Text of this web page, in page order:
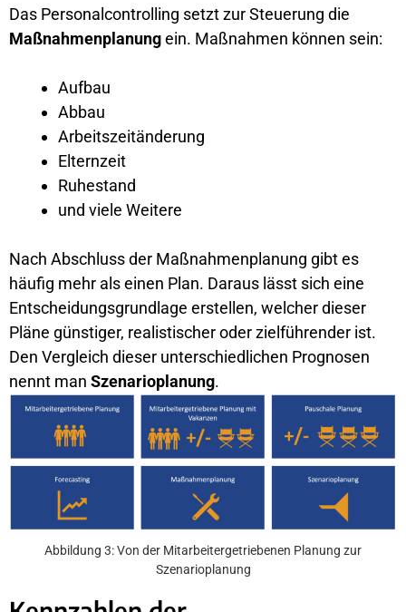
Das Personalcontrolling setzt zur Steuerung die
Maßnahmenplanungein. Maßnahmen können sein:
Aufbau
Abbau
Arbeitszeitänderung
Elternzeit
Ruhestand
und viele Weitere
Nach Abschluss der Maßnahmenplanung gibt es
häufig mehr als einen Plan. Daraus lässt sich eine
Entscheidungsgrundlage erstellen, welcher dieser
Pläne günstiger, realistischer oder zielführender ist.
Den Vergleich dieser unterschiedlichen Prognosen
nennt man Szenarioplanung.
Abbildung 3: Von der Mitarbeitergetriebenen Planung zur
Szenarioplanung